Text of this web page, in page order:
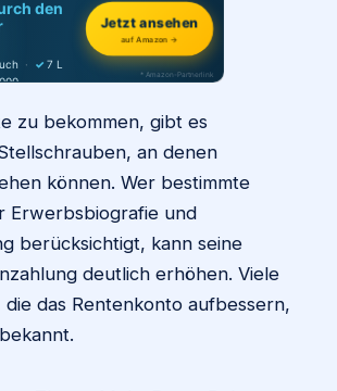
Login
Firma eintragen
den
· ✓ 7 L
Jetzt ansehen
auf Amazon →
* Amazon-Partnerlink
zu bekommen, gibt es
an denen
können. Wer bestimmte
Erwerbsbiografie und
berücksichtigt, kann seine
deutlich erhöhen. Viele
das Rentenkonto aufbessern,